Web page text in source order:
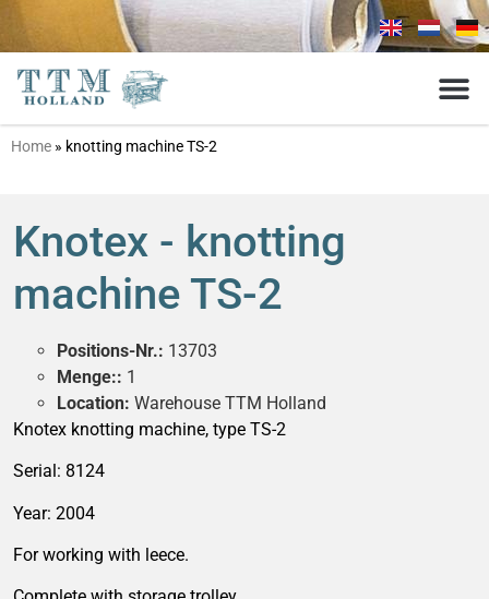
Home » knotting machine TS-2
Knotex - knotting
machine TS-2
Positions-Nr.: 13703
Menge:: 1
Location: Warehouse TTM Holland
Knotex knotting machine, type TS-2
Serial: 8124
Year: 2004
For working with leece.